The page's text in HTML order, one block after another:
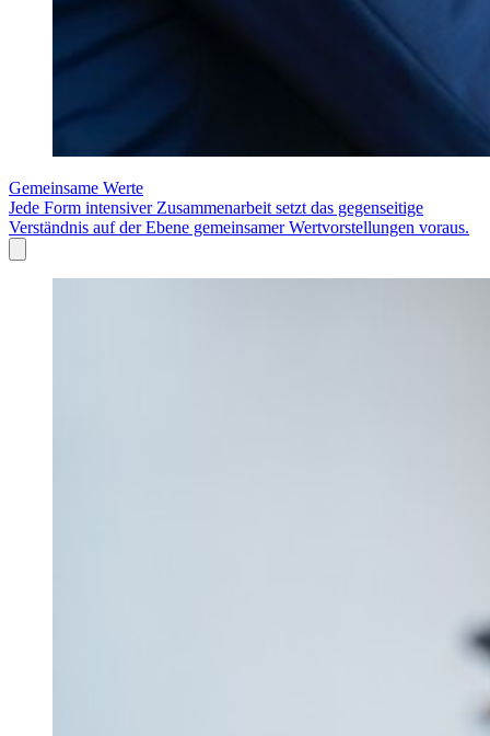
Gemeinsame Werte
Jede Form intensiver Zusammenarbeit setzt das gegenseitige
Verständnis auf der Ebene gemeinsamer Wertvorstellungen voraus.